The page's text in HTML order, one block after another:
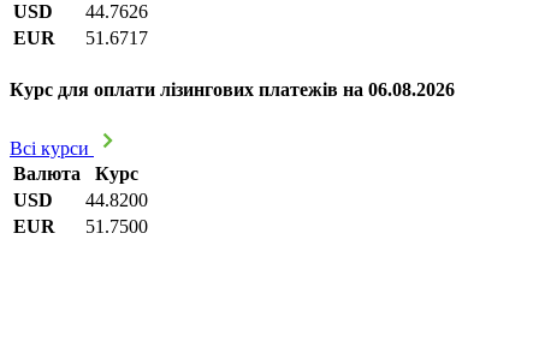
USD
44.7626
EUR
51.6717
Курс для оплати лізингових платежів на 06.08.2026
Всі курси
Валюта
Курс
USD
44.8200
EUR
51.7500